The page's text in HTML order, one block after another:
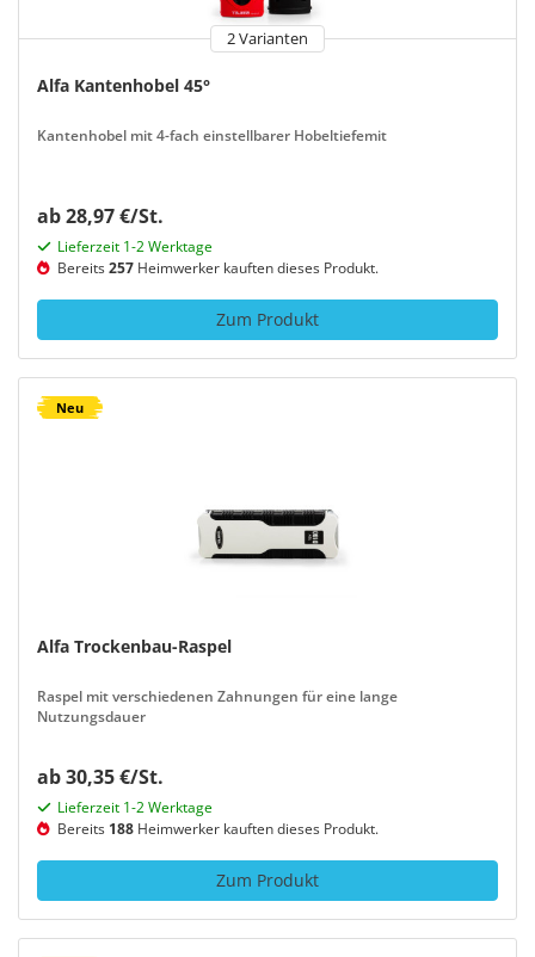
2 Varianten
Alfa Kantenhobel 45°
Kantenhobel mit 4-fach einstellbarer Hobeltiefemit
ab 28,97 €/St.
Lieferzeit 1-2 Werktage
Bereits257 Heimwerker kauften dieses Produkt.
Zum Produkt
Neu
Alfa Trockenbau-Raspel
Raspel mit verschiedenen Zahnungen für eine lange
Nutzungsdauer
ab 30,35 €/St.
Lieferzeit 1-2 Werktage
Bereits 188 Heimwerker kauften dieses Produkt.
Zum Produkt